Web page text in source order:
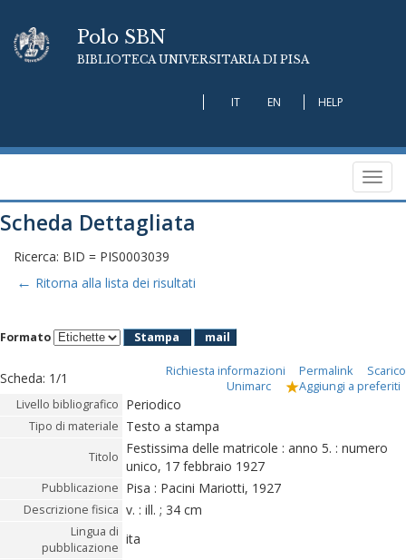
Polo SBN
BIBLIOTECA UNIVERSITARIA DI PISA
IT EN HELP
Scheda Dettagliata
Ricerca: BID = PIS0003039
← Ritorna alla lista dei risultati
Formato Stampa mail
Scheda: 1/1 Richiesta informazioni Permalink
Scarico
Unimarc
Aggiungi a preferiti
Livello bibliografico Periodico
Tipo di materiale Testo a stampa
Titolo
Festissima delle matricole : anno 5. : numero
unico, 17 febbraio 1927
Pubblicazione Pisa : Pacini Mariotti, 1927
Descrizione fisica v. : ill. ; 34 cm
Lingua di
pubblicazione
ita